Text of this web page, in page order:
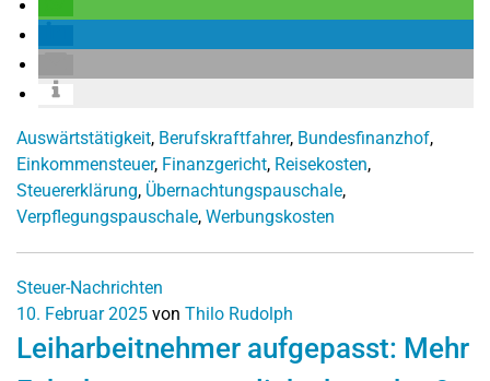
Auswärtstätigkeit, Berufskraftfahrer, Bundesfinanzhof,
Einkommensteuer, Finanzgericht, Reisekosten,
Steuererklärung, Übernachtungspauschale,
Verpflegungspauschale, Werbungskosten
Steuer-Nachrichten
10. Februar 2025 von Thilo Rudolph
Leiharbeitnehmer aufgepasst: Mehr